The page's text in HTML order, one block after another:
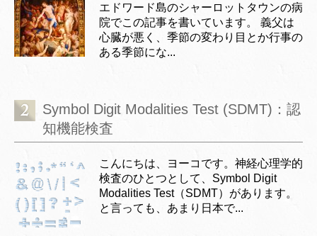
エドワード島のシャーロットタウンの病
院でこの記事を書いています。 義父は
心臓が悪く、季節の変わり目とか行事の
ある季節にな...
Symbol Digit Modalities Test (SDMT)：認
知機能検査
こんにちは、ヨーコです。神経心理学的
検査のひとつとして、Symbol Digit
Modalities Test（SDMT）があります。
と言っても、あまり日本で...